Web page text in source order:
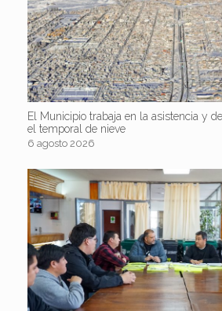
El Municipio trabaja en la asistencia y
el temporal de nieve
6 agosto 2026